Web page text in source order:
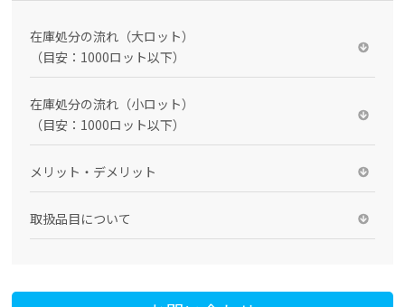
在庫処分の流れ（大ロット）
（目安：1000ロット以下）
在庫処分の流れ（小ロット）
（目安：1000ロット以下）
メリット・デメリット
取扱品目について